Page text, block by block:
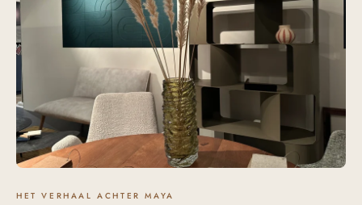
HET VERHAAL ACHTER MAYA